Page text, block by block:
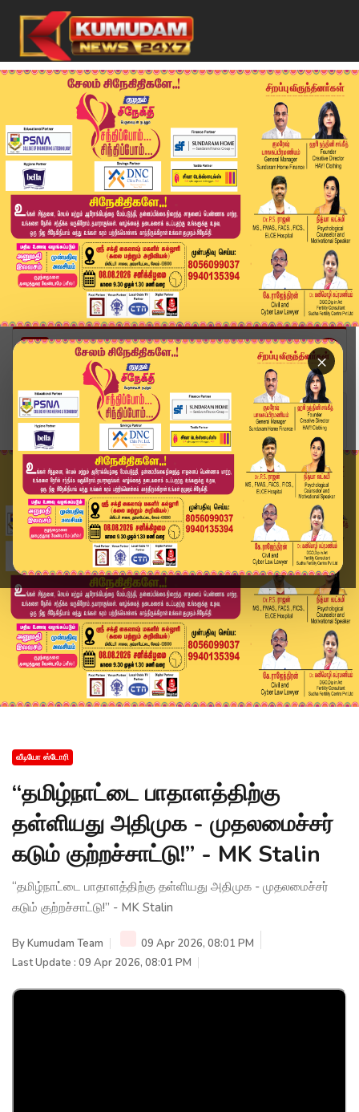
×
Home
வீடியோ ஸ்டோரி
“தமிழ்நாட்டை பாதாளத்திற்கு தள்ளியது அதிமுக - மு...
வீடியோ ஸ்டோரி
“தமிழ்நாட்டை பாதாளத்திற்கு
தள்ளியது அதிமுக - முதலமைச்சர்
கடும் குற்றச்சாட்டு!” - MK Stalin
“தமிழ்நாட்டை பாதாளத்திற்கு தள்ளியது அதிமுக - முதலமைச்சர்
கடும் குற்றச்சாட்டு!” - MK Stalin
ByKumudam Team
09 Apr 2026, 08:01 PM
Last Update : 09 Apr 2026, 08:01 PM